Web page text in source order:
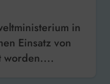
Einsatz von
worden....